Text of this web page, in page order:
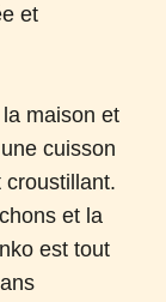
et
maison et
cuisson
et la
est tout